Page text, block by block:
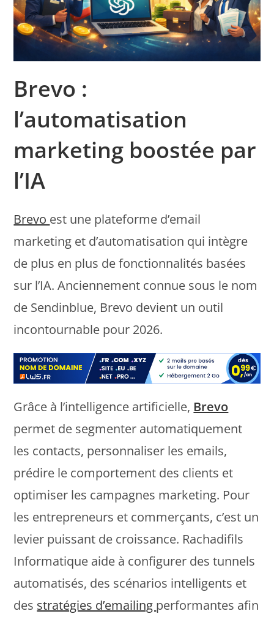
Brevo :
l’automatisation
marketing boostée par
l’IA
Brevo est une plateforme d’email
marketing et d’automatisation qui intègre
de plus en plus de fonctionnalités basées
sur l’IA. Anciennement connue sous le nom
de Sendinblue, Brevo devient un outil
incontournable pour 2026.
Grâce à l’intelligence artificielle, Brevo
permet de segmenter automatiquement
les contacts, personnaliser les emails,
prédire le comportement des clients et
optimiser les campagnes marketing. Pour
les entrepreneurs et commerçants, c’est un
levier puissant de croissance. Rachadifils
Informatique aide à configurer des tunnels
automatisés, des scénarios intelligents et
des stratégies d’emailing performantes afin